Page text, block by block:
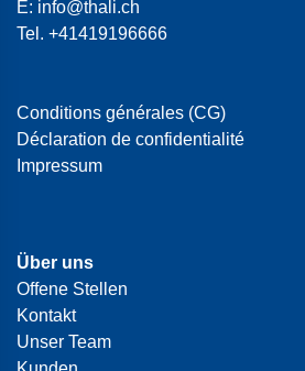
E: info@thali.ch
Tel. +41419196666
Conditions générales (CG)
Déclaration de confidentialité
Impressum
Über uns
Offene Stellen
Kontakt
Unser Team